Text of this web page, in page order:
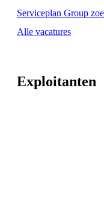
Serviceplan Group
Alle vacatures
Exploitanten